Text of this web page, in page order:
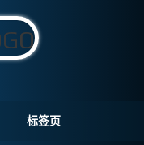
标签页